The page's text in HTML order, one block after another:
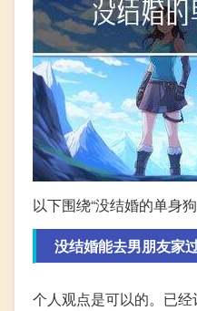
以下围绕“没结婚的单身
没结婚能去男朋友家
个人观点是可以的。已